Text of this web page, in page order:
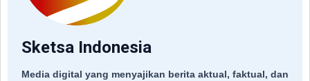
Sketsa Indonesia
Media digital yang menyajikan berita aktual, faktual, dan